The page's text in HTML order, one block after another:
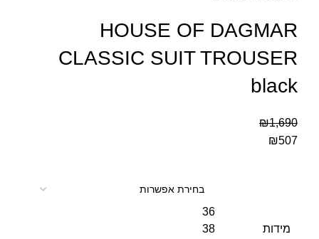
HOUSE OF DAGMAR
CLASSIC SUIT TROUSER
black
₪1,690
₪507
מידות
36
38